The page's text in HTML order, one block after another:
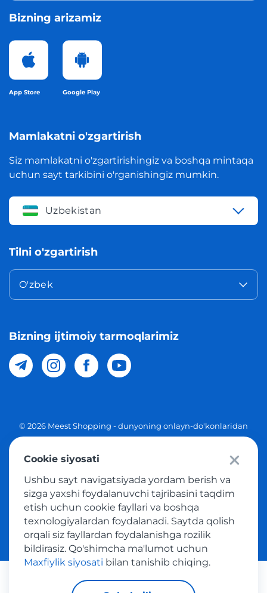
Bizning arizamiz
App Store Google Play
Mamlakatni o'zgartirish
Siz mamlakatni o'zgartirishingiz va boshqa mintaqa
uchun sayt tarkibini o'rganishingiz mumkin.
Uzbekistan
Tilni o'zgartirish
O'zbek
Bizning ijtimoiy tarmoqlarimiz
© 2026 Meest Shopping - dunyoning onlayn-do'konlaridan
Ommaviy taklif
Tovar sotib olish xizmatidan foydalanish shartlari
Cookie siyosati
Ushbu sayt navigatsiyada yordam berish va
sizga yaxshi foydalanuvchi tajribasini taqdim
etish uchun cookie fayllari va boshqa
texnologiyalardan foydalanadi. Saytda qolish
orqali siz fayllardan foydalanishga rozilik
bildirasiz. Qo'shimcha ma'lumot uchun
Maxfiylik siyosati bilan tanishib chiqing.